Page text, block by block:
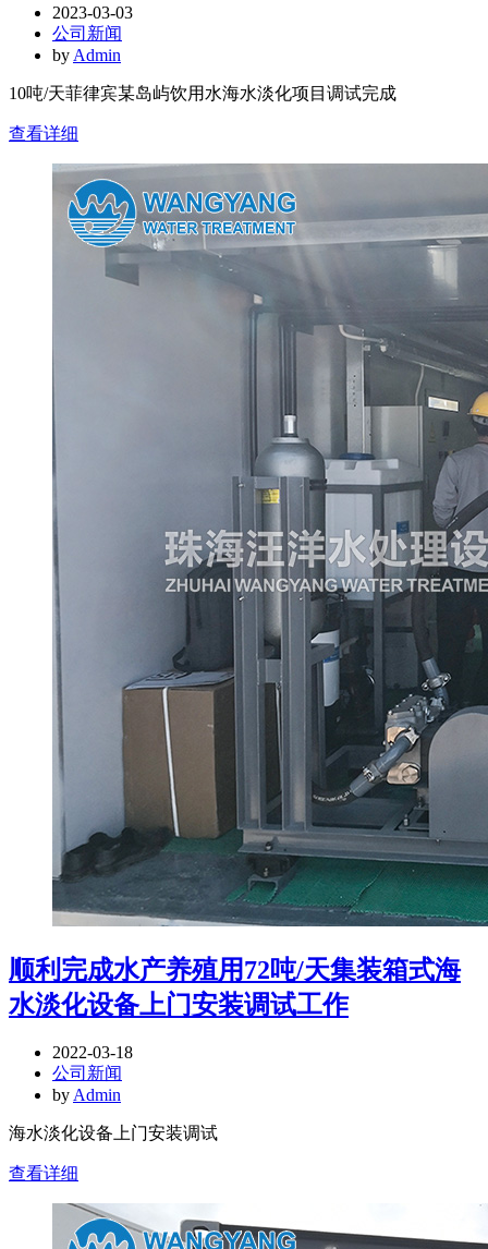
2023-03-03
公司新闻
by Admin
10吨/天菲律宾某岛屿饮用水海水淡化项目调试完成
查看详细
顺利完成水产养殖用72吨/天集装箱式海
水淡化设备上门安装调试工作
2022-03-18
公司新闻
byAdmin
海水淡化设备上门安装调试
查看详细